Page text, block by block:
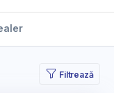
Filtrează